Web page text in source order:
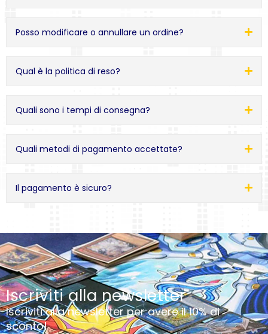
Posso modificare o annullare un ordine?
Qual è la politica di reso?
Quali sono i tempi di consegna?
Quali metodi di pagamento accettate?
Il pagamento è sicuro?
Iscriviti alla newsletter
Iscriviti alla newsletter per avere il 10% di
sconto!